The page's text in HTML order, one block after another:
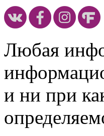
Любая
и ни при